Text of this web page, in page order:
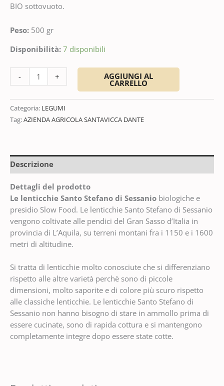
BIO sottovuoto.
Peso: 500 gr
Disponibilità: 7 disponibili
- + AGGIUNGI AL
CARRELLO
Categoria: LEGUMI
Tag:AZIENDA AGRICOLA SANTAVICCA DANTE
Descrizione
Dettagli del prodotto
Le lenticchie Santo Stefano di Sessanio biologiche e
presidio Slow Food. Le lenticchie Santo Stefano di Sessanio
vengono coltivate alle pendici del Gran Sasso d’Italia in
provincia di L’Aquila, su terreni montani fra i 1150 e i 1600
metri di altitudine.
Si tratta di lenticchie molto conosciute che si differenziano
rispetto alle altre varietà perchè sono di piccole
dimensioni, molto saporite e di colore più scuro rispetto
alle classiche lenticchie. Le lenticchie Santo Stefano di
Sessanio non hanno bisogno di stare in ammollo prima di
essere cucinate, sono di rapida cottura e si mantengono
completamente integre dopo essere state cotte.